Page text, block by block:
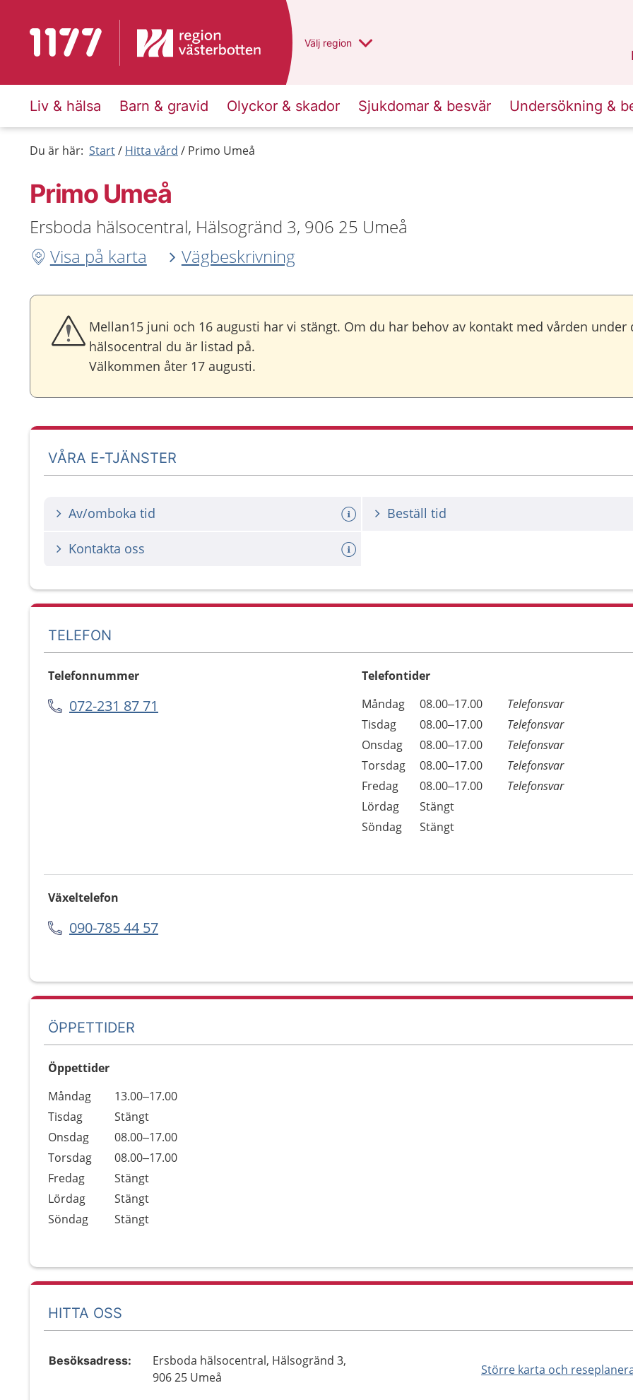
Till startsidan för 1177 Du har valt region
Välj en annan
region
Liv & hälsa Barn & gravid Olyckor & skador Sjukdomar & besvär Undersökning &
Du är här: Start Hitta vård Primo Umeå
Primo Umeå
Ersboda hälsocentral, Hälsogränd 3, 906 25 Umeå
Visa på karta
Vägbeskrivning
Mellan15 juni och 16 augusti har vi stängt. Om du har behov av kontakt med vården
hälsocentral du är listad på.
Välkommen åter 17 augusti.
VÅRA E-TJÄNSTER
Av/omboka tid Beställ tid
Kontakta oss
TELEFON
Telefonnummer
072-231 87 71
Telefontider
Dag
Öppettider
Kommentarer
Måndag 08.00–17.00
Telefonsvar
Tisdag
08.00–17.00
Telefonsvar
Onsdag
08.00–17.00
Telefonsvar
Torsdag
08.00–17.00
Telefonsvar
Fredag
08.00–17.00
Telefonsvar
Lördag
Stängt
Söndag
Stängt
Växeltelefon
090-785 44 57
ÖPPETTIDER
Öppettider
Dag
Öppettider
Kommentarer
Måndag
13.00–17.00
Tisdag
Stängt
Onsdag
08.00–17.00
Torsdag
08.00–17.00
Fredag
Stängt
Lördag
Stängt
Söndag
Stängt
HITTA OSS
Större karta och
Besöksadress:
Ersboda hälsocentral, Hälsogränd 3,
906 25 Umeå